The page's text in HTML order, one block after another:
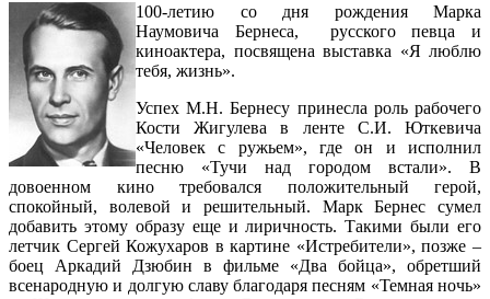
100-летию со дня рождения Марка
Наумовича Бернеса, русского певца и
киноактера, посвящена выставка «Я люблю
тебя, жизнь».
Успех М.Н. Бернесу принесла роль рабочего
Кости Жигулева в ленте С.И. Юткевича
«Человек с ружьем», где он и исполнил
песню «Тучи над городом встали». В
довоенном кино требовался положительный герой,
спокойный, волевой и решительный. Марк Бернес сумел
добавить этому образу еще и лиричность. Такими были его
летчик Сергей Кожухаров в картине «Истребители», позже –
боец Аркадий Дзюбин в фильме «Два бойца», обретший
всенародную и долгую славу благодаря песням «Темная ночь»